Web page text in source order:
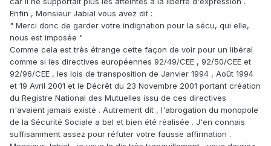
Enfin , Monsieur Jabial vous avez dit :
" Merci donc de garder votre indignation pour la sécu, qui elle,
nous est imposée "
Comme cela est très étrange cette façon de voir pour un libéral
comme si les directives européennes 92/49/CEE , 92/50/CEE et
92/96/CEE , les lois de transposition de Janvier 1994 , Août 1994
et 19 Avril 2001 et le Décrêt du 23 Novembre 2001 portant création
du Registre National des Mutuelles issu de ces directives
n'avaient jamais existé . Autrement dit , l'abrogation du monopole
de la Sécurité Sociale a bel et bien été réalisée . J'en connais
suffisamment assez pour réfuter votre fausse affirmation .